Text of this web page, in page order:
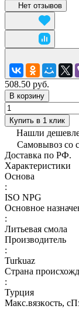
Нет отзывов
508.50 руб.
В корзину
Купить в 1 клик
Нашли
Самовывоз со
Доставка по РФ.
Характеристики
Основа
:
ISO NPG
Основное
:
Литьевая смола
Производитель
:
Turkuaz
Страна
:
Турция
Макс.вязкoсть,